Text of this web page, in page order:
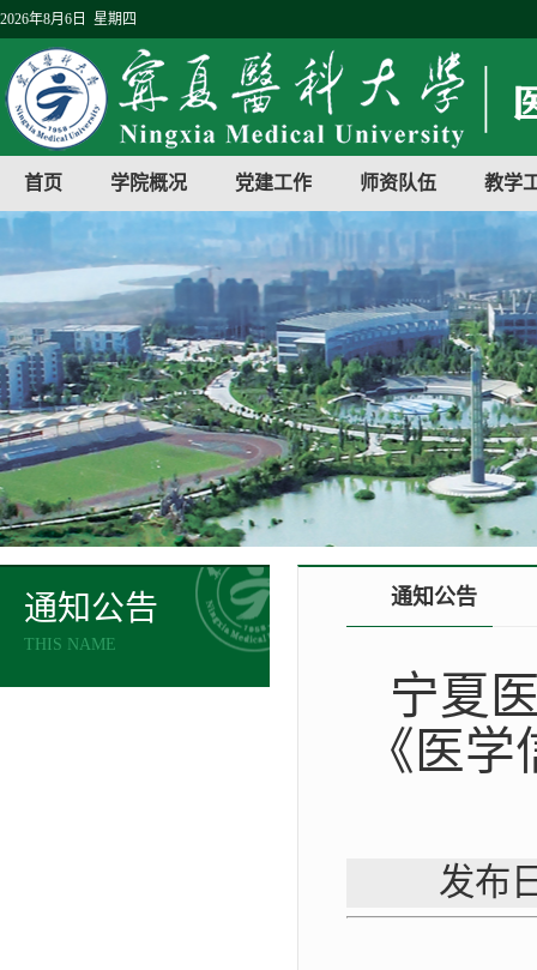
2026年8月6日 星期四
首页 学院概况 党建工作 师资队伍 教学
通知公告
THIS NAME
通知公告
宁夏
《医
发布